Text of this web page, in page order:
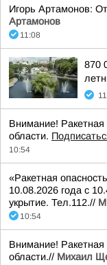
Игорь Артамонов:
Артамонов
11:08
870
Внимание! Ракетная
области.
10:54
«Ракетная
10.08.2026 года с
укрытие. Тел.112.//
10:54
Внимание! Ракетная
области.// Михаил